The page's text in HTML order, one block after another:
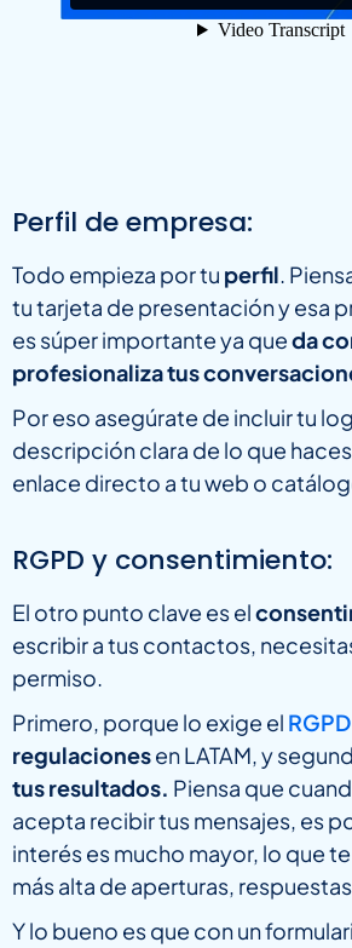
Perfil de empresa:
Todo empieza por tu perfil.
tu tarjeta de presentación y esa
es súper importante ya queda
profesionaliza tus
Por eso asegúrate de incluir tu
descripción clara de lo que
enlace directo a tu web o
RGPD y consentimiento:
El otro punto clave es el
escribir a tus contactos,
permiso.
Primero, porque lo exige el RGPD
regulacionesen LATAM, y
tus resultados. Piensa que
acepta recibir tus mensajes, es
interés es mucho mayor, lo que
más alta de aperturas,
Y lo bueno es que con un